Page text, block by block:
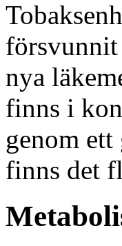
försvunnit
nya
finns i
genom
finns det